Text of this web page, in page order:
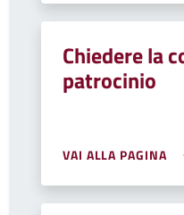
Chiedere la
patrocinio
VAI ALLA PAGINA